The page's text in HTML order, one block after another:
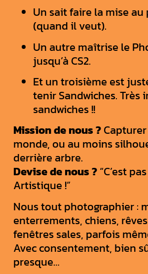
Un sait faire la mise
(quand il veut).
Un autre maîtrise le
jusqu’à CS2.
Et un troisième est
tenir Sandwiches. Très
sandwiches !!
Mission de nous ?Capturer
monde, ou au moins
derrière arbre.
Devise de nous ?“C’est
Artistique !”
Nous tout photographier :
enterrements, chiens,
fenêtres sales, parfois
Avec consentement, bien
presque…